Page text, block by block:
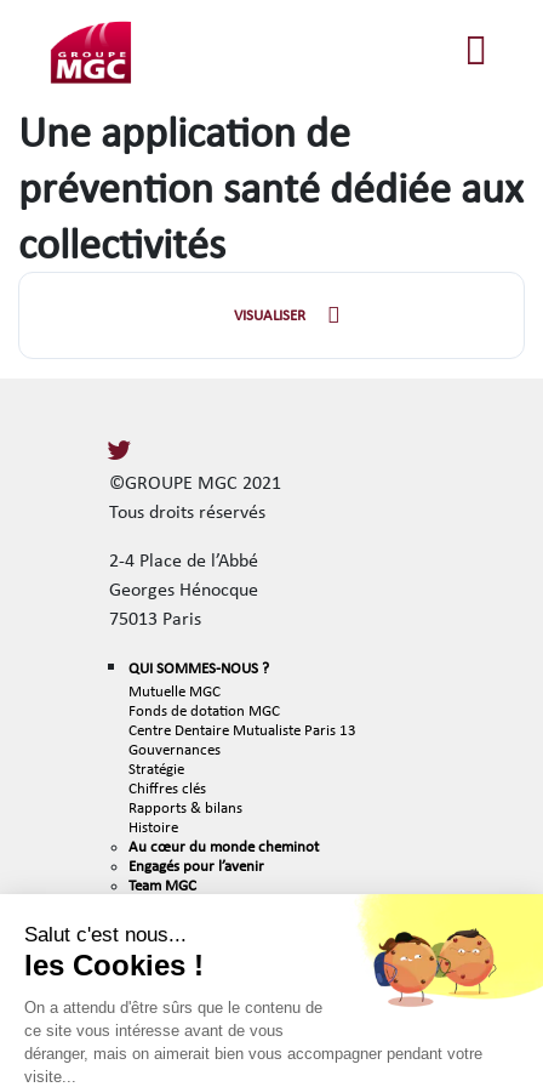
Une application de
prévention santé dédiée aux
collectivités
VISUALISER
©GROUPE MGC 2021
Tous droits réservés
2-4 Place de l’Abbé
Georges Hénocque
75013 Paris
QUI SOMMES-NOUS ?
Mutuelle MGC
Fonds de dotation MGC
Centre Dentaire Mutualiste Paris 13
Gouvernances
Stratégie
Chiffres clés
Rapports & bilans
Histoire
Au cœur du monde cheminot
Engagés pour l’avenir
Team MGC
RECRUTEMENT
Nos valeurs
Nos offres d’emploi
PUBLICATIONS & MÉDIAS
PARTENAIRES
Salut c'est nous...
les Cookies !
On a attendu d'être sûrs que le contenu de
ce site vous intéresse avant de vous
déranger, mais on aimerait bien vous accompagner pendant votre
visite...